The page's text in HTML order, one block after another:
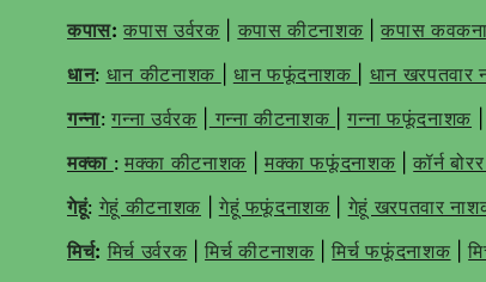
कपास:कपास उर्वरक कपास कीटनाशक |कपास
धान: धान कीटनाशक धान फफूंदनाशक धान खरपतवार
गन्ना:गन्ना उर्वरक गन्ना कीटनाशक |गन्ना फफूंदनाशक
मक्का : मक्का कीटनाशक मक्का फफूंदनाशक |कॉर्न बोरर
गेहूं: गेहूं कीटनाशक गेहूं फफूंदनाशक गेहूं खरपतवार
मिर्च: मिर्च उर्वरक |मिर्च कीटनाशक |मिर्च फफूंदनाशक |